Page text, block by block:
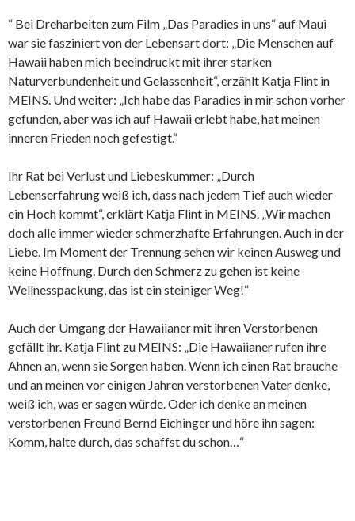
“ Bei Dreharbeiten zum Film „Das Paradies in uns“ auf Maui
war sie fasziniert von der Lebensart dort: „Die Menschen auf
Hawaii haben mich beeindruckt mit ihrer starken
Naturverbundenheit und Gelassenheit“, erzählt Katja Flint in
MEINS. Und weiter: „Ich habe das Paradies in mir schon vorher
gefunden, aber was ich auf Hawaii erlebt habe, hat meinen
inneren Frieden noch gefestigt.“
Ihr Rat bei Verlust und Liebeskummer: „Durch
Lebenserfahrung weiß ich, dass nach jedem Tief auch wieder
ein Hoch kommt“, erklärt Katja Flint in MEINS. „Wir machen
doch alle immer wieder schmerzhafte Erfahrungen. Auch in der
Liebe. Im Moment der Trennung sehen wir keinen Ausweg und
keine Hoffnung. Durch den Schmerz zu gehen ist keine
Wellnesspackung, das ist ein steiniger Weg!“
Auch der Umgang der Hawaiianer mit ihren Verstorbenen
gefällt ihr. Katja Flint zu MEINS: „Die Hawaiianer rufen ihre
Ahnen an, wenn sie Sorgen haben. Wenn ich einen Rat brauche
und an meinen vor einigen Jahren verstorbenen Vater denke,
weiß ich, was er sagen würde. Oder ich denke an meinen
verstorbenen Freund Bernd Eichinger und höre ihn sagen:
Komm, halte durch, das schaffst du schon…“